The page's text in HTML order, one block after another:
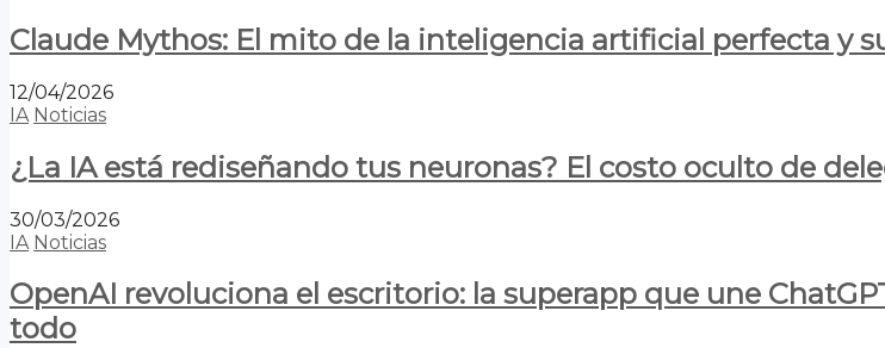
Claude Mythos: El mito de la inteligencia artificial perfecta y
12/04/2026
IA Noticias
¿La IA está rediseñando tus neuronas? El costo oculto de
30/03/2026
IA Noticias
OpenAI revoluciona el escritorio: la superapp que une
todo